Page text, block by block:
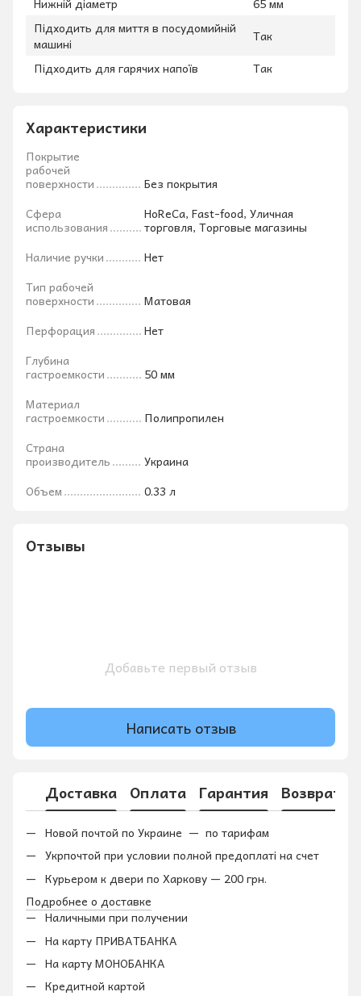
Підходить для миття в посудомийній
машині
Так
Підходить для гарячих напоїв
Так
Характеристики
Покрытие
рабочей
поверхности
Без покрытия
Сфера
использования
HoReCa, Fast-food, Уличная
торговля, Торговые магазины
Наличие ручки
Нет
Тип рабочей
поверхности
Матовая
Перфорация
Нет
Глубина
гастроемкости
50 мм
Материал
гастроемкости
Полипропилен
Страна
производитель
Украина
Объем
0.33 л
Отзывы
Добавьте первый отзыв
Написать отзыв
Доставка Оплата Гарантия Возврат
Новой почтой по Украине — по тарифам
Укрпочтой при условии полной предоплаті на счет
Курьером к двери по Харкову — 200 грн.
Подробнее о доставке
Наличными при получении
На карту ПРИВАТБАНКА
На карту МОНОБАНКА
Кредитной картой